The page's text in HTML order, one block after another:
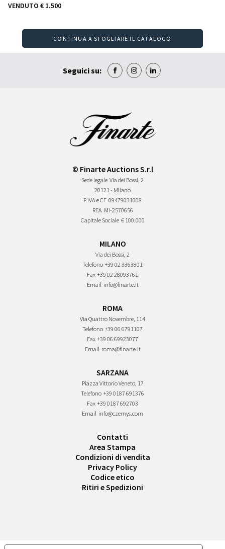
VENDUTO € 1.500
CONTINUA A SFOGLIARE IL CATALOGO
Seguici su:
© Finarte Auctions S.r.l
Sede legale Via dei Bossi, 2
20121 - Milano
P.IVA e CF 09479031008
REA MI-2570656
Capitale Sociale € 100.000
MILANO
Via dei Bossi, 2
Telefono +39 02 3363801
Fax +39 02 28093761
Email info@finarte.it
ROMA
Via Quattro Novembre, 114
Telefono +39 06 6791107
Fax +39 06 69923077
Email roma@finarte.it
SARZANA
Piazza Vittorio Veneto, 17
Telefono +39 0187 691376
Fax +39 0187 692703
Email info@czernys.com
Contatti
Area Stampa
Condizioni di vendita
Privacy Policy
Codice etico
Ritiri e Spedizioni